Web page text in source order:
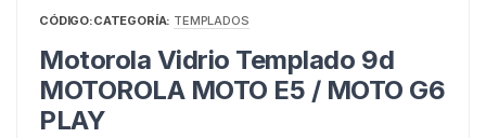
CÓDIGO:CATEGORÍA: TEMPLADOS
Motorola Vidrio Templado 9d
MOTOROLA MOTO E5 / MOTO G6
PLAY